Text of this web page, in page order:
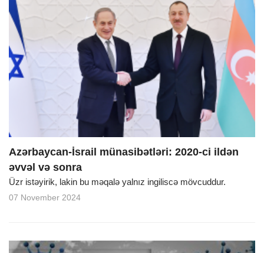
Azərbaycan-İsrail münasibətləri: 2020-ci ildən
əvvəl və sonra
Üzr istəyirik, lakin bu məqalə yalnız ingiliscə mövcuddur.
07 November 2024